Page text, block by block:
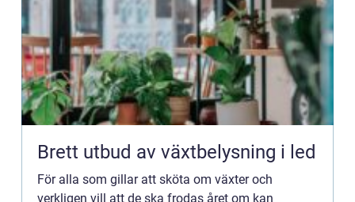
Brett utbud av växtbelysning i led
För alla som gillar att sköta om växter och
verkligen vill att de ska frodas året om kan